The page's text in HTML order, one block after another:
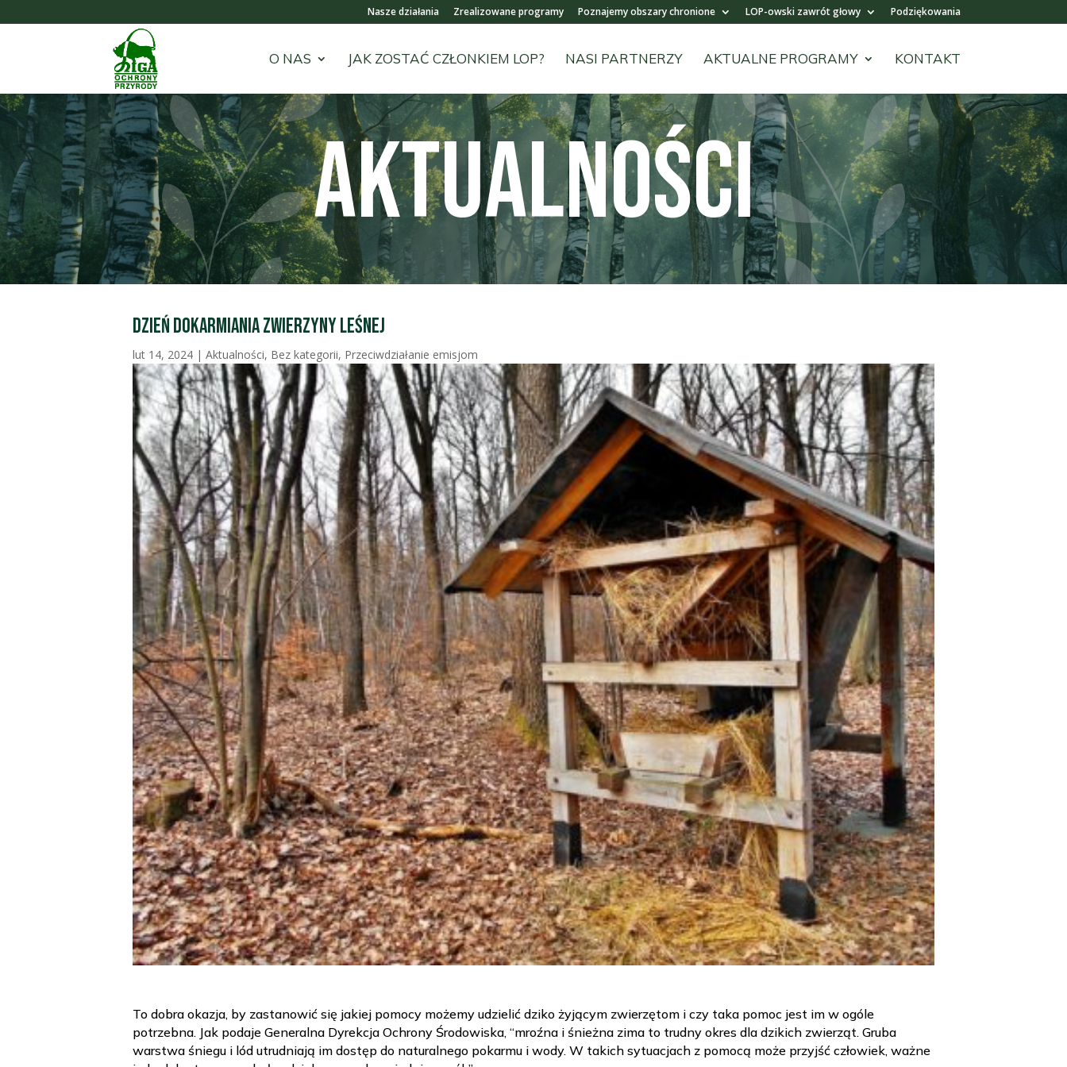
Nasze działania Zrealizowane programy Poznajemy obszary chronione LOP-owski zawrót głowy Podziękowania
O NAS JAK ZOSTAĆ CZŁONKIEM LOP? NASI PARTNERZY AKTUALNE PROGRAMY KONTAKT
AKTUALNOŚCI
Dzień Dokarmiania Zwierzyny Leśnej
lut 14, 2024 |Aktualności, Bez kategorii, Przeciwdziałanie emisjom
To dobra okazja, by zastanowić się jakiej pomocy możemy udzielić dziko żyjącym zwierzętom i czy taka pomoc jest im w ogóle
potrzebna. Jak podaje Generalna Dyrekcja Ochrony Środowiska, “mroźna i śnieżna zima to trudny okres dla dzikich zwierząt. Gruba
warstwa śniegu i lód utrudniają im dostęp do naturalnego pokarmu i wody. W takich sytuacjach z pomocą może przyjść człowiek, ważne